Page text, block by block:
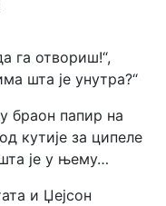
га отвориш!“,
шта је унутра?“
браон папир на
кутије за ципеле
је у њему…
и Џејсон